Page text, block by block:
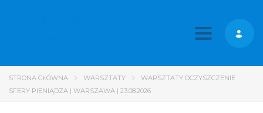
Toggle
STRONA GŁÓWNA WARSZTATY
WARSZTATY OCZYSZCZENIE
SFERY PIENIĄDZA | WARSZAWA | 23.08.2026